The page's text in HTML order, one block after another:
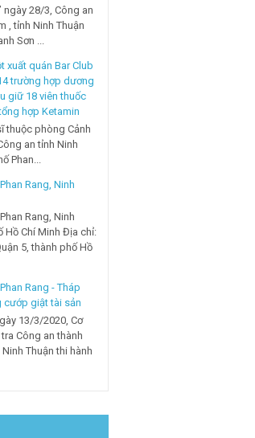
ngày 28/3, Công an
, tỉnh Ninh Thuận
Sơn ...
xuất quán Bar Club
trường hợp dương
giữ 18 viên thuốc
hợp Ketamin
thuộc phòng Cảnh
an tỉnh Ninh
Phan...
Rang, Ninh
Rang, Ninh
Hồ Chí Minh Địa chỉ:
5, thành phố Hồ
Rang - Tháp
cướp giật tài sản
13/3/2020, Cơ
Công an thành
Thuận thi hành